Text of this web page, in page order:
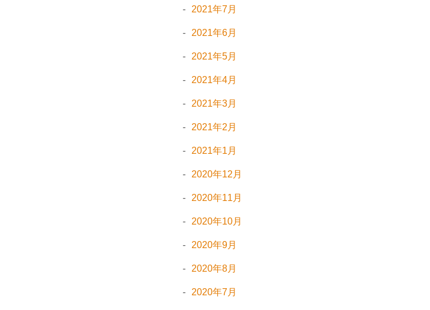
2021年7月
2021年6月
2021年5月
2021年4月
2021年3月
2021年2月
2021年1月
2020年12月
2020年11月
2020年10月
2020年9月
2020年8月
2020年7月